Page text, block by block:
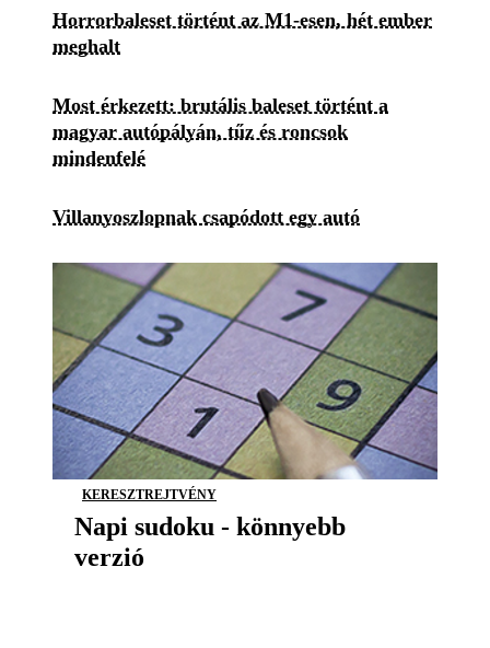
Horrorbaleset történt az M1-esen, hét ember
meghalt
Most érkezett: brutális baleset történt a
magyar autópályán, tűz és roncsok
mindenfelé
Villanyoszlopnak csapódott egy autó
KERESZTREJTVÉNY
Napi sudoku - könnyebb
verzió